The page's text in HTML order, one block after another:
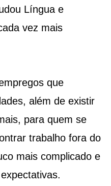
Língua e
vez mais
que
além de existir
para quem se
trabalho fora do
mais complicado e